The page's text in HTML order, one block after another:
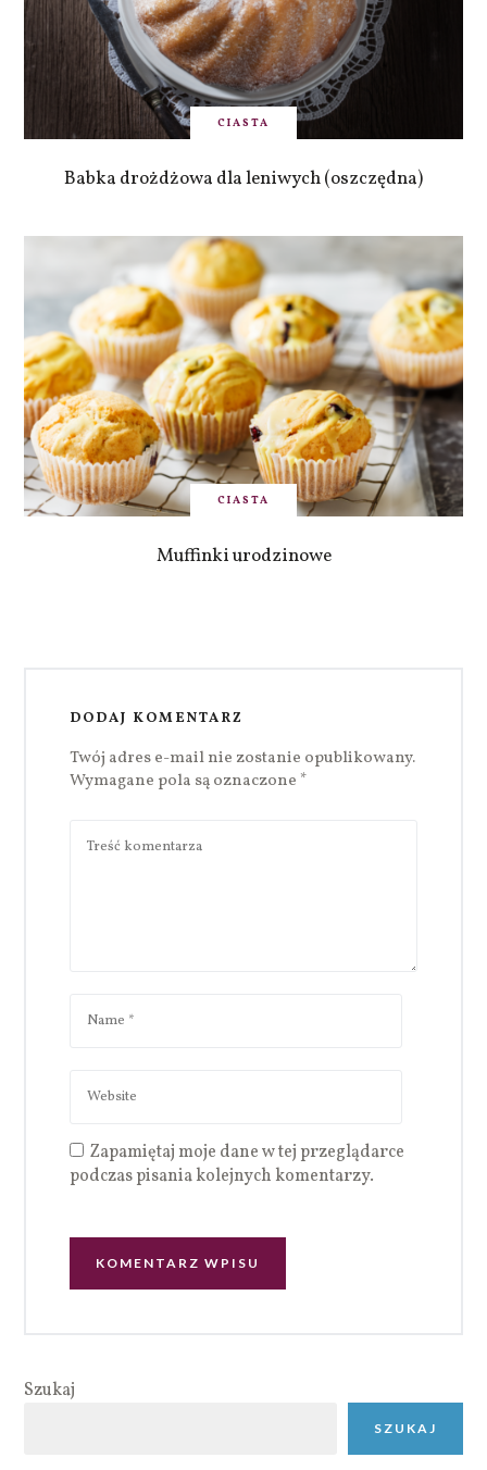
CIASTA
Babka drożdżowa dla leniwych (oszczędna)
CIASTA
Muffinki urodzinowe
DODAJ KOMENTARZ
Twój adres e-mail nie zostanie opublikowany.
Wymagane pola są oznaczone *
Zapamiętaj moje dane w tej przeglądarce
podczas pisania kolejnych komentarzy.
Szukaj
SZUKAJ